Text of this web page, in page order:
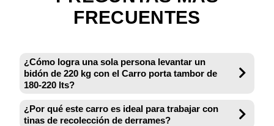
¿Cómo logra una sola persona levantar un
bidón de 220 kg con el Carro porta tambor de
180-220 lts?
¿Por qué este carro es ideal para trabajar con
tinas de recolección de derrames?
FRECUENTES